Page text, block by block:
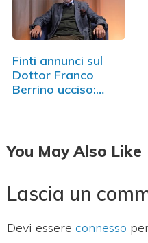
Finti annunci sul
Dottor Franco
Berrino ucciso:
You May Also Like
Lascia un
Devi essere connesso